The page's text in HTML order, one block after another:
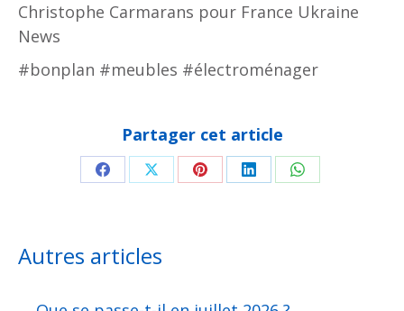
Christophe Carmarans pour France Ukraine
News
#bonplan #meubles #électroménager
Partager cet article
PartagerPartagerPartagerPartagerPartager
Autres articles